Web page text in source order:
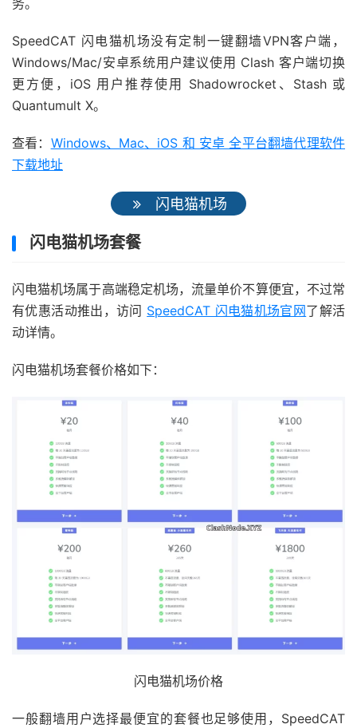
务。
SpeedCAT 闪电猫机场没有定制一键翻墙VPN客户端，
Windows/Mac/安卓系统用户建议使用 Clash 客户端切换
更方便，iOS 用户推荐使用 Shadowrocket、Stash 或
Quantumult X。
查看： Windows、Mac、iOS 和 安卓 全平台翻墙代理软件
下载地址
闪电猫机场
闪电猫机场套餐
闪电猫机场属于高端稳定机场，流量单价不算便宜，不过常
有优惠活动推出，访问 SpeedCAT 闪电猫机场官网了解活
动详情。
闪电猫机场套餐价格如下：
闪电猫机场价格
一般翻墙用户选择最便宜的套餐也足够使用，SpeedCAT